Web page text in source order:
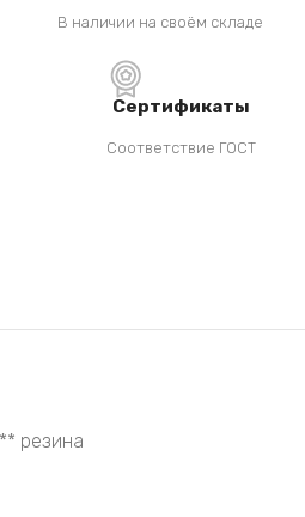
В наличии на своём складе
Сертификаты
Соответствие ГОСТ
резина